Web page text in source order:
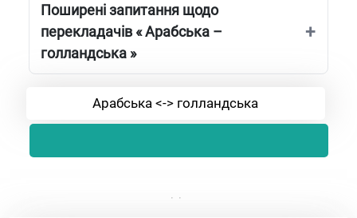
Поширені запитання щодо
перекладачів « Арабська –
голландська »
Арабська <-> голландська